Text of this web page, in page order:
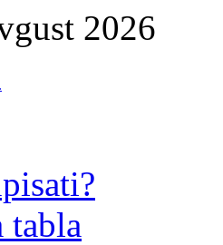
2026
.
tabla